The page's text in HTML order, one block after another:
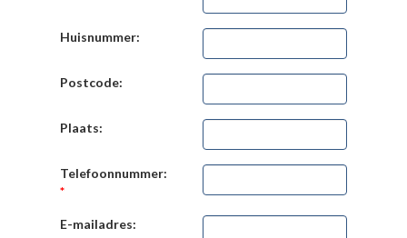
Huisnummer:
Postcode:
Plaats:
Telefoonnummer:
*
E-mailadres: